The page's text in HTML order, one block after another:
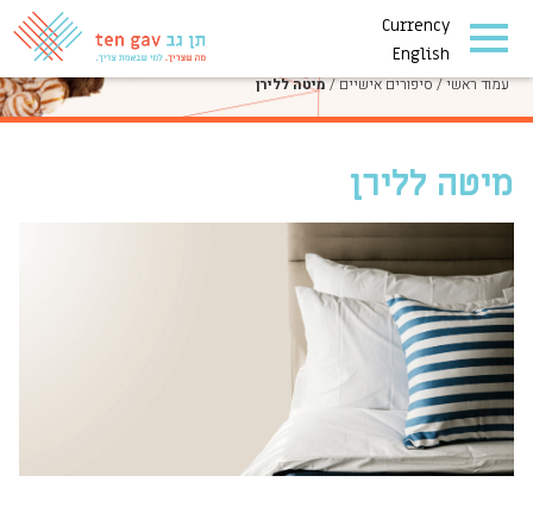
Currency
English
סיפורים אישיים
עמוד ראשי/סיפורים אישיים/מיטה ללירן
מיטה ללירן